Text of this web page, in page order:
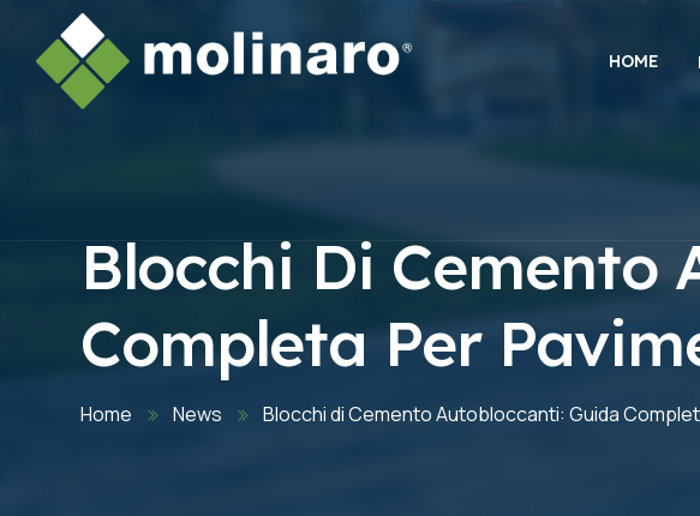
HOME
Blocchi Di Cemento
Completa Per
Home News Blocchi di Cemento Autobloccanti: Guida